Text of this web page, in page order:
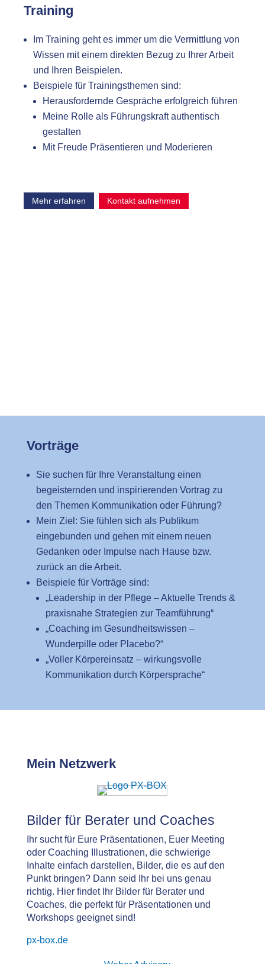
Training
Im Training geht es immer um die Vermittlung von
Wissen mit einem direkten Bezug zu Ihrer Arbeit
und Ihren Beispielen.
Beispiele für Trainingsthemen sind:
Herausfordernde Gespräche erfolgreich führen
Meine Rolle als Führungskraft authentisch
gestalten
Mit Freude Präsentieren und Moderieren
Kontakt aufnehmen
Mehr erfahren
Vorträge
Sie suchen für Ihre Veranstaltung einen
begeisternden und inspirierenden Vortrag zu
den Themen Kommunikation oder Führung?
Mein Ziel: Sie fühlen sich als Publikum
eingebunden und gehen mit einem neuen
Gedanken oder Impulse nach Hause bzw.
zurück an die Arbeit.
Beispiele für Vorträge sind:
„Leadership in der Pflege – Aktuelle Trends &
praxisnahe Strategien zur Teamführung“
„Coaching im Gesundheitswissen –
Wunderpille oder Placebo?“
„Voller Körpereinsatz – wirkungsvolle
Kommunikation durch Körpersprache“
Mein Netzwerk
Bilder für Berater und Coaches
Ihr sucht für Eure Präsentationen, Euer Meeting
oder Coaching Illustrationen, die schwierige
Inhalte einfach darstellen, Bilder, die es auf den
Punkt bringen? Dann seid Ihr bei uns genau
richtig. Hier findet Ihr Bilder für Berater und
Coaches, die perfekt für Präsentationen und
Workshops geeignet sind!
px-box.de